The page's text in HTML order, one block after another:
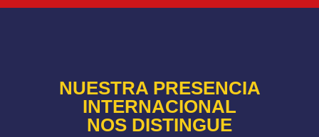
NUESTRA PRESENCIA
INTERNACIONAL
NOS DISTINGUE